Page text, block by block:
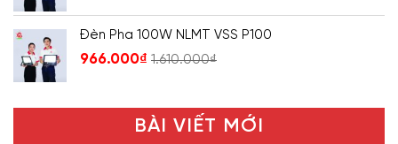
Đèn Pha 100W NLMT VSS P100
966.000₫ 1.610.000₫
BÀI VIẾT MỚI